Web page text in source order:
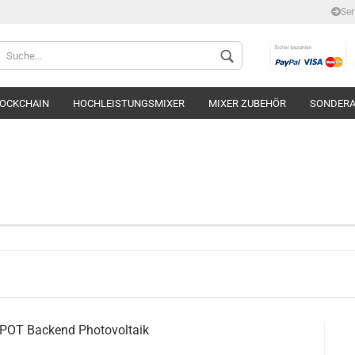
Lieferland
Konto
HOCHLEISTUNGSMIXER MIXER ZUBEHÖR
Backend Photovoltaik